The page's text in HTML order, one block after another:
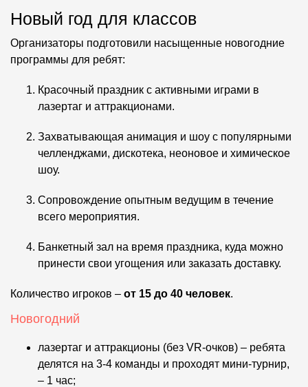
Новый год для классов
Организаторы подготовили насыщенные новогодние
программы для ребят:
Красочный праздник с активными играми в
лазертаг и аттракционами.
Захватывающая анимация и шоу с популярными
челленджами, дискотека, неоновое и химическое
шоу.
Сопровождение опытным ведущим в течение
всего мероприятия.
Банкетный зал на время праздника, куда можно
принести свои угощения или заказать доставку.
Количество игроков – от 15 до 40 человек.
Новогодний
лазертаг и аттракционы (без VR-очков) – ребята
делятся на 3-4 команды и проходят мини-турнир,
– 1 час;